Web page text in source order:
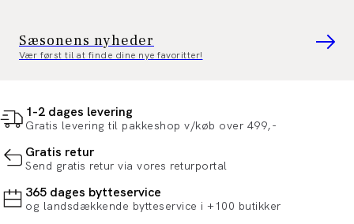
Sæsonens nyheder
Vær først til at finde dine nye favoritter!
1-2 dages levering
Gratis levering til pakkeshop v/køb over 499,-
Gratis retur
Send gratis retur via vores returportal
365 dages bytteservice
og landsdækkende bytteservice i +100 butikker